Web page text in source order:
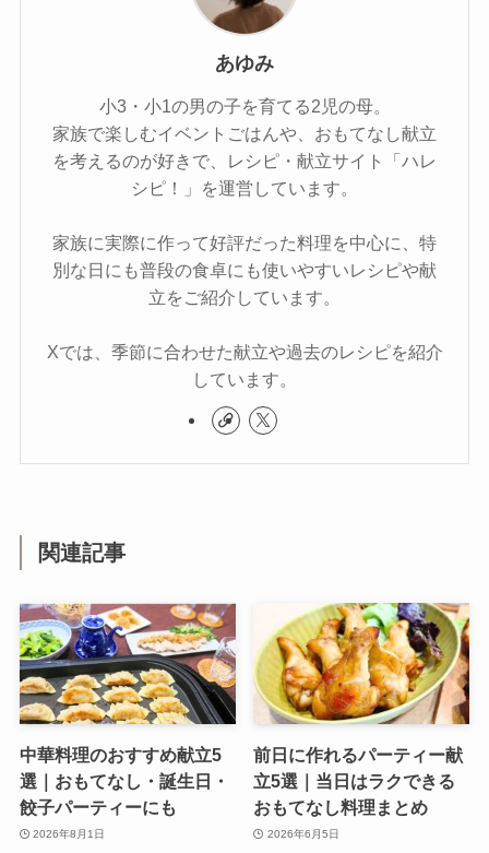
あゆみ
小3・小1の男の子を育てる2児の母。
家族で楽しむイベントごはんや、おもてなし献立
を考えるのが好きで、レシピ・献立サイト「ハレ
シピ！」を運営しています。
家族に実際に作って好評だった料理を中心に、特
別な日にも普段の食卓にも使いやすいレシピや献
立をご紹介しています。
Xでは、季節に合わせた献立や過去のレシピを紹介
しています。
関連記事
中華料理のおすすめ献立5
選｜おもてなし・誕生日・
餃子パーティーにも
2026年8月1日
前日に作れるパーティー献
立5選｜当日はラクできる
おもてなし料理まとめ
2026年6月5日